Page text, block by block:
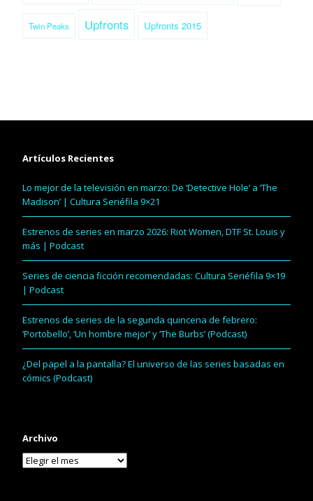
Twin Peaks Upfronts Upfronts 2015
Artículos Recientes
Lo mejor de la televisión en marzo: De ‘Detective Hole’ a ‘The
Madison’ | Cultura Seriéfila 9×21
Estrenos de series en marzo 2026: Riot Women, DTF St. Louis y
más | Podcast
Series de ciencia ficción recomendadas: Cultura Seriéfila 9×19
| Podcast
Estrenos de series de la segunda quincena de febrero:
‘Portobello’, ‘Un hombre mejor’ y ‘The Burbs’ (Podcast)
¿Del papel a la pantalla? El universo de las series basadas en
cómics (Podcast)
Archivo